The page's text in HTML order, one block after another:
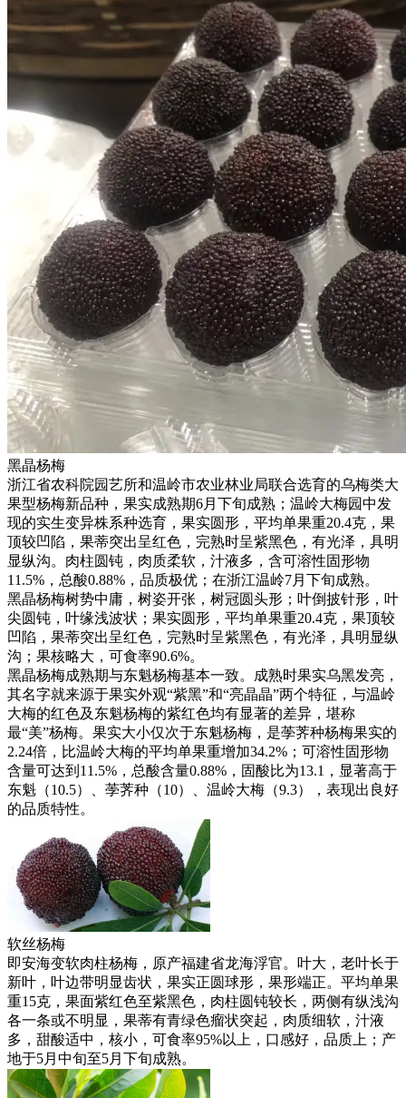
黑晶杨梅
浙江省农科院园艺所和温岭市农业林业局联合选育的乌梅类大
果型杨梅新品种，果实成熟期6月下旬成熟；温岭大梅园中发
现的实生变异株系种选育，果实圆形，平均单果重20.4克，果
顶较凹陷，果蒂突出呈红色，完熟时呈紫黑色，有光泽，具明
显纵沟。肉柱圆钝，肉质柔软，汁液多，含可溶性固形物
11.5%，总酸0.88%，品质极优；在浙江温岭7月下旬成熟。
黑晶杨梅树势中庸，树姿开张，树冠圆头形；叶倒披针形，叶
尖圆钝，叶缘浅波状；果实圆形，平均单果重20.4克，果顶较
凹陷，果蒂突出呈红色，完熟时呈紫黑色，有光泽，具明显纵
沟；果核略大，可食率90.6%。
黑晶杨梅成熟期与东魁杨梅基本一致。成熟时果实乌黑发亮，
其名字就来源于果实外观“紫黑”和“亮晶晶”两个特征，与温岭
大梅的红色及东魁杨梅的紫红色均有显著的差异，堪称
最“美”杨梅。果实大小仅次于东魁杨梅，是荸荠种杨梅果实的
2.24倍，比温岭大梅的平均单果重增加34.2%；可溶性固形物
含量可达到11.5%，总酸含量0.88%，固酸比为13.1，显著高于
东魁（10.5）、荸荠种（10）、温岭大梅（9.3），表现出良好
的品质特性。
软丝杨梅
即安海变软肉柱杨梅，原产福建省龙海浮官。叶大，老叶长于
新叶，叶边带明显齿状，果实正圆球形，果形端正。平均单果
重15克，果面紫红色至紫黑色，肉柱圆钝较长，两侧有纵浅沟
各一条或不明显，果蒂有青绿色瘤状突起，肉质细软，汁液
多，甜酸适中，核小，可食率95%以上，口感好，品质上；产
地于5月中旬至5月下旬成熟。